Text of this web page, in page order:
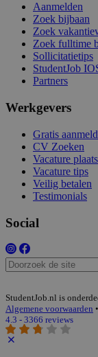
Aanmelden
Zoek bijbaan
Zoek
Zoek fulltime
Sollicitatietips
StudentJob
Partners
Werkgevers
Gratis
CV Zoeken
Vacature
Vacature tips
Veilig betalen
Testimonials
Social
StudentJob.nl is
Algemene voorwaarden •
4.3 - 3366 reviews